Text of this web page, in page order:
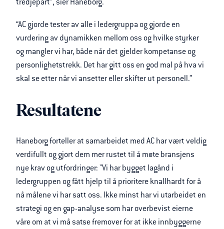
tredjepart”, sier Haneborg.
“AC gjorde tester av alle i ledergruppa og gjorde en
vurdering av dynamikken mellom oss og hvilke styrker
og mangler vi har, både når det gjelder kompetanse og
personlighetstrekk. Det har gitt oss en god mal på hva vi
skal se etter når vi ansetter eller skifter ut personell.”
Resultatene
Haneborg forteller at samarbeidet med AC har vært veldig
verdifullt og gjort dem mer rustet til å møte bransjens
nye krav og utfordringer: "Vi har bygget lagånd i
ledergruppen og fått hjelp til å prioritere knallhardt for å
nå målene vi har satt oss. Ikke minst har vi utarbeidet en
strategi og en gap-analyse som har overbevist eierne
våre om at vi må satse fremover for at ikke innbyggerne